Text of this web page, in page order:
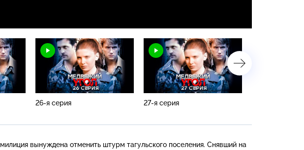
26-я серия 27-я серия
милиция вынуждена отменить штурм тагульского поселения. Снявший на